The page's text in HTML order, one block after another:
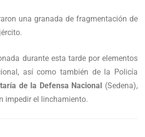
una granada de fragmentación de
durante esta tarde por elementos
así como también de la Policía
de la Defensa Nacional (Sedena),
impedir el linchamiento.